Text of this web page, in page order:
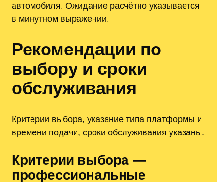
автомобиля. Ожидание расчётно указывается
в минутном выражении.
Рекомендации по
выбору и сроки
обслуживания
Критерии выбора, указание типа платформы и
времени подачи, сроки обслуживания указаны.
Критерии выбора —
профессиональные